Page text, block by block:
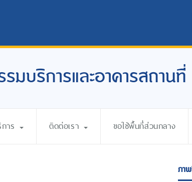
มบริการและอาคารสถานที่
าร ติดต่อเรา ขอใช้พื้นที่ส่วนกลาง
ภา